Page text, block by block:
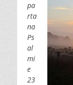
pa
rta
na
Ps
al
mi
e
23